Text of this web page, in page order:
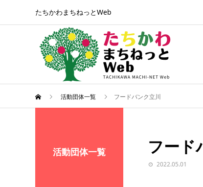
たちかわまちねっとWeb
活動団体一覧 フードバンク立川
活動団体一覧 フード
2022.05.01